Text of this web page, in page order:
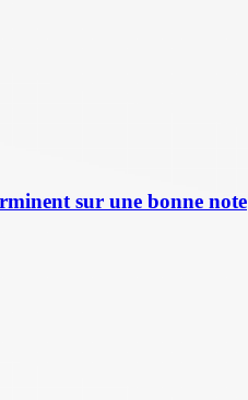
sur une bonne note